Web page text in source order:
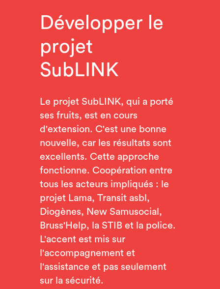
Développer le
projet
SubLINK
Le projet SubLINK, qui a porté
ses fruits, est en cours
d'extension. C'est une bonne
nouvelle, car les résultats sont
excellents. Cette approche
fonctionne. Coopération entre
tous les acteurs impliqués : le
projet Lama, Transit asbl,
Diogènes, New Samusocial,
Bruss'Help, la STIB et la police.
L'accent est mis sur
l'accompagnement et
l'assistance et pas seulement
sur la sécurité.